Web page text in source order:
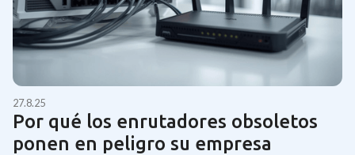
27.8.25
Por qué los enrutadores obsoletos
ponen en peligro su empresa